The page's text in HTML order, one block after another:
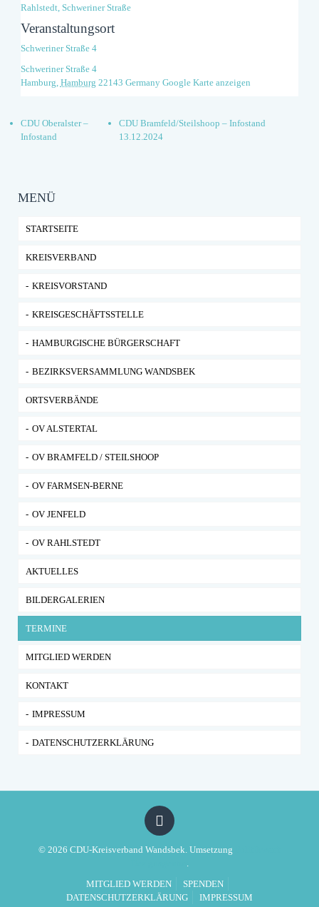
Rahlstedt, Schweriner Straße
Veranstaltungsort
Schweriner Straße 4
Schweriner Straße 4
Hamburg, Hamburg 22143 Germany Google Karte anzeigen
CDU Oberalster –
Infostand
CDU Bramfeld/Steilshoop – Infostand
13.12.2024
MENÜ
STARTSEITE
KREISVERBAND
KREISVORSTAND
KREISGESCHÄFTSSTELLE
HAMBURGISCHE BÜRGERSCHAFT
BEZIRKSVERSAMMLUNG WANDSBEK
ORTSVERBÄNDE
OV ALSTERTAL
OV BRAMFELD / STEILSHOOP
OV FARMSEN-BERNE
OV JENFELD
OV RAHLSTEDT
AKTUELLES
BILDERGALERIEN
TERMINE
MITGLIED WERDEN
KONTAKT
IMPRESSUM
DATENSCHUTZERKLÄRUNG
© 2026 CDU-Kreisverband Wandsbek. Umsetzung
.
MITGLIED WERDEN
SPENDEN
DATENSCHUTZERKLÄRUNG
IMPRESSUM